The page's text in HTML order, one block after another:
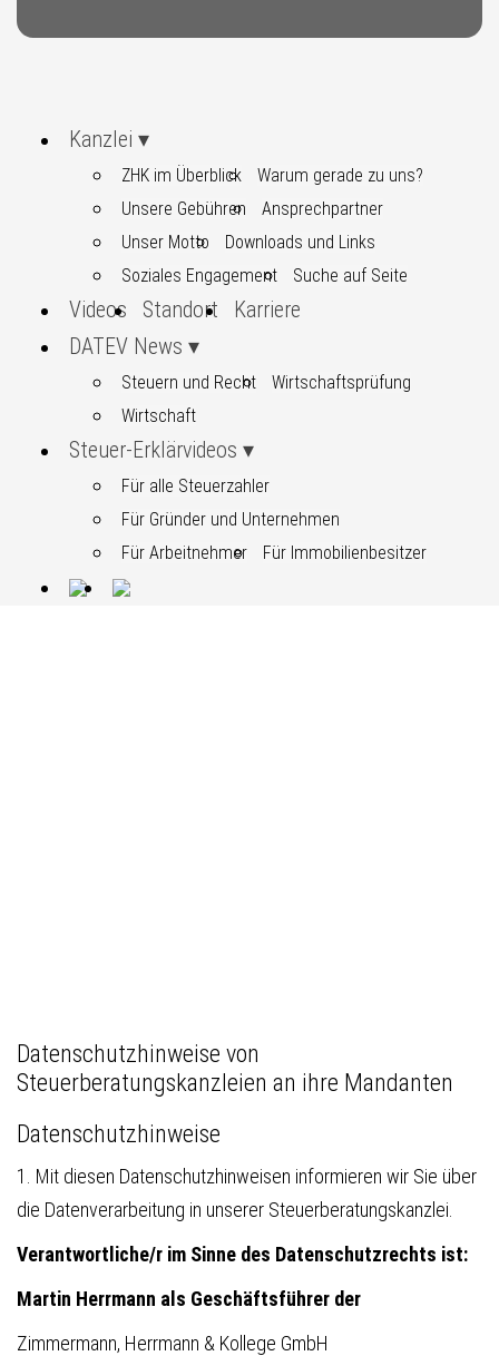
Kanzlei
ZHK im Überblick
Warum gerade zu uns?
Unsere Gebühren
Ansprechpartner
Unser Motto
Downloads und Links
Soziales Engagement
Suche auf Seite
Videos Standort
Karriere
DATEV News
Steuern und Recht
Wirtschaftsprüfung
Wirtschaft
Steuer-Erklärvideos
Für alle Steuerzahler
Für Gründer und Unternehmen
Für Arbeitnehmer
Für Immobilienbesitzer
Datenschutzhinweise von
Steuerberatungskanzleien an ihre Mandanten
Datenschutzhinweise
1. Mit diesen Datenschutzhinweisen informieren wir Sie über
die Datenverarbeitung in unserer Steuerberatungskanzlei.
Verantwortliche/r im Sinne des Datenschutzrechts ist:
Martin Herrmann als Geschäftsführer der
Zimmermann, Herrmann & Kollege GmbH